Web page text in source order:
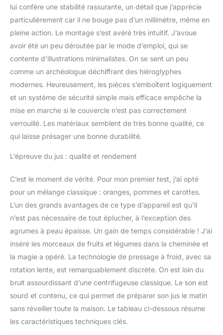
réglable de la quantité de
pulpe et deux filtres pour
préparer jus, glaces,
coulis et confitures
Pichet à jus et collecteur
de pulpe grande capacité
(800 ml) Technologie
silencieuse pour extraire
son jus à tout moment
de la journée sans
perturbation Diamètre de
la goulotte
lui confère une stabilité rassurante, un détail que j’apprécie
particulièrement car il ne bouge pas d’un millimètre, même en
pleine action. Le montage s’est avéré très intuitif. J’avoue
avoir été un peu déroutée par le mode d’emploi, qui se
contente d’illustrations minimalistes. On se sent un peu
comme un archéologue déchiffrant des hiéroglyphes
modernes. Heureusement, les pièces s’emboîtent logiquement
et un système de sécurité simple mais efficace empêche la
mise en marche si le couvercle n’est pas correctement
verrouillé. Les matériaux semblent de très bonne qualité, ce
qui laisse présager une bonne durabilité.
L’épreuve du jus : qualité et rendement
C’est le moment de vérité. Pour mon premier test, j’ai opté
pour un mélange classique : oranges, pommes et carottes.
L’un des grands avantages de ce type d’appareil est qu’il
n’est pas nécessaire de tout éplucher, à l’exception des
agrumes à peau épaisse. Un gain de temps considérable ! J’ai
inséré les morceaux de fruits et légumes dans la cheminée et
la magie a opéré. La technologie de pressage à froid, avec sa
rotation lente, est remarquablement discrète. On est loin du
bruit assourdissant d’une centrifugeuse classique. Le son est
sourd et contenu, ce qui permet de préparer son jus le matin
sans réveiller toute la maison. Le tableau ci-dessous résume
les caractéristiques techniques clés.